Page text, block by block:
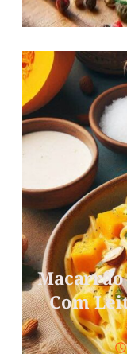
Com